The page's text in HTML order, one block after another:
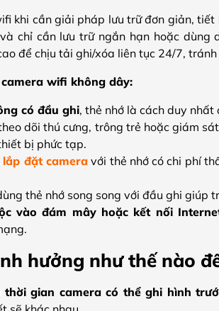
khi cần giải pháp lưu trữ đơn giản,
chỉ cần lưu trữ ngắn hạn hoặc
để chịu tải ghi/xóa liên tục 24/7,
wifi không dây:
có đầu ghi, thẻ nhớ là cách duy
dõi thú cưng, trông trẻ hoặc giám
bị phức tạp.
lắp đặt cameravới thẻ nhớ có chi phí
thẻ nhớ song song với đầu ghi giúp
vào đám mây hoặc kết nối
hưởng như thế nào
thời gian camera có thể ghi hình